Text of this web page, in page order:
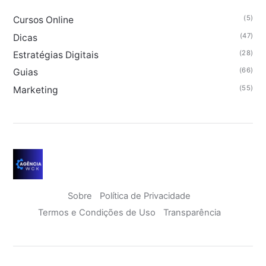
Cursos Online (5)
Dicas (47)
Estratégias Digitais (28)
Guias (66)
Marketing (55)
Sobre
Política de Privacidade
Termos e Condições de Uso
Transparência